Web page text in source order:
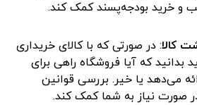
و خرید بودجه‌پسند کمک کند.
کالا: در صورتی که با کالای خریداری
بدانید که آیا فروشگاه راهی برای
می‌دهد یا خیر. بررسی قوانین
صورت نیاز به شما کمک کند.